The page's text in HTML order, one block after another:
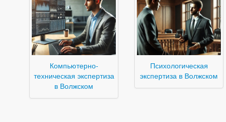
Компьютерно-
техническая экспертиза
в Волжском
Психологическая
экспертиза в Волжском